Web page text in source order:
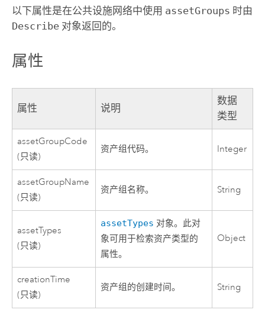
以下属性是在公共设施网络中使用 assetGroups 时由
Describe对象返回的。
属性
属性 说明
数据
类型
assetGroupCode
(只读)
资产组代码。 Integer
assetGroupName
(只读)
资产组名称。 String
assetTypes
(只读)
assetTypes 对象。此对
象可用于检索资产类型的
属性。
Object
creationTime
(只读)
资产组的创建时间。 String